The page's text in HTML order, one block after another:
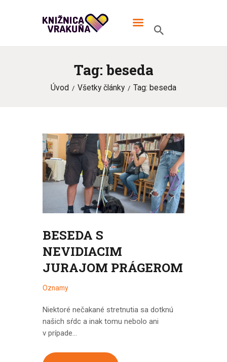
Tag: beseda
Úvod Všetky články Tag: beseda
MIESTNA KNIŽNICA VRAKUŇA
V knižnici TO žije!
ONLINE KATALÓG
BESEDA S
NEVIDIACIM
JURAJOM PRÁGEROM
Oznamy
Niektoré nečakané stretnutia sa dotknú
našich sŕdc a inak tomu nebolo ani
v prípade…